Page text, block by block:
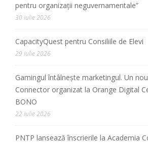
pentru organizații neguvernamentale”
30 iulie 2026
CapacityQuest pentru Consiliile de Elevi
29 iulie 2026
Gamingul întâlnește marketingul. Un
Connector organizat la Orange Digital
BONO
22 iulie 2026
PNTP lansează înscrierile la Academia